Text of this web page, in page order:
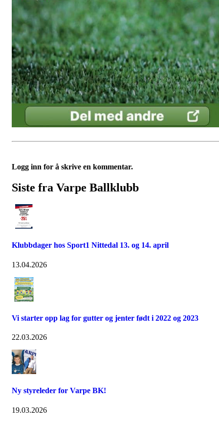
Logg inn for å skrive en kommentar.
Siste fra Varpe Ballklubb
Klubbdager hos Sport1 Nittedal 13. og 14. april
13.04.2026
Vi starter opp lag for gutter og jenter født i 2022 og 2023
22.03.2026
Ny styreleder for Varpe BK!
19.03.2026